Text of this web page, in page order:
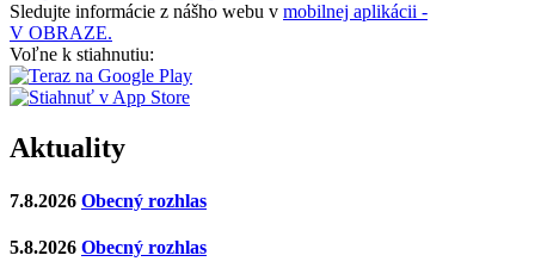
Sledujte informácie z nášho webu v mobilnej aplikácii -
V OBRAZE.
Voľne k stiahnutiu:
Aktuality
7.8.2026 Obecný rozhlas
5.8.2026 Obecný rozhlas